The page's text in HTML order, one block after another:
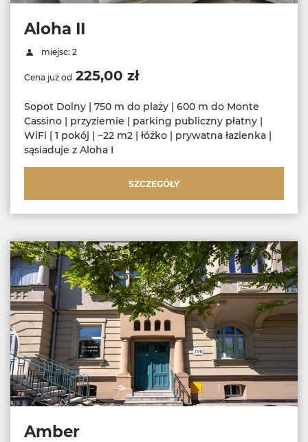
Aloha II
miejsc: 2
Cena już od 225,00 zł
Sopot Dolny | 750 m do plaży | 600 m do Monte
Cassino | przyziemie | parking publiczny płatny |
WiFi | 1 pokój | ~22 m2 | łóżko | prywatna łazienka |
sąsiaduje z Aloha I
SZCZEGÓŁY
Amber